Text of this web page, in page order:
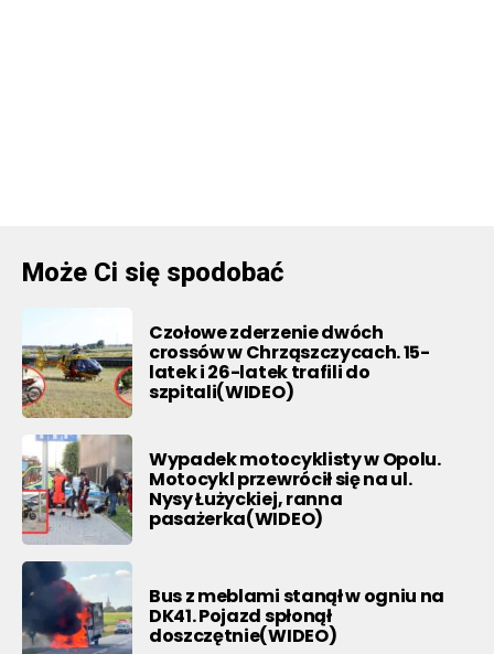
Może Ci się spodobać
Czołowe zderzenie dwóch
crossów w Chrząszczycach. 15-
latek i 26-latek trafili do
szpitali(WIDEO)
Wypadek motocyklisty w Opolu.
Motocykl przewrócił się na ul.
Nysy Łużyckiej, ranna
pasażerka(WIDEO)
Bus z meblami stanął w ogniu na
DK41. Pojazd spłonął
doszczętnie(WIDEO)